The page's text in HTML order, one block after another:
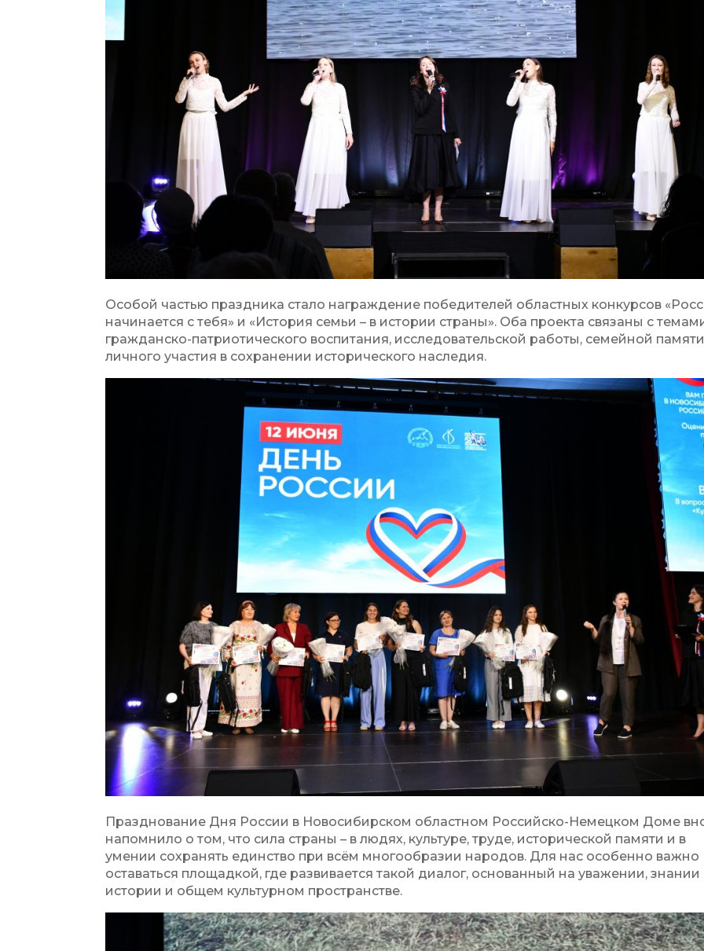
Особой частью праздника стало награждение победителей областных конкурсов
начинается с тебя» и «История семьи – в истории страны». Оба проекта связаны с
гражданско-патриотического воспитания, исследовательской работы, семейной
личного участия в сохранении исторического наследия.
Празднование Дня России в Новосибирском областном Российско-Немецком Доме
напомнило о том, что сила страны – в людях, культуре, труде, исторической памяти и в
умении сохранять единство при всём многообразии народов. Для нас особенно важно
оставаться площадкой, где развивается такой диалог, основанный на уважении, знании
истории и общем культурном пространстве.